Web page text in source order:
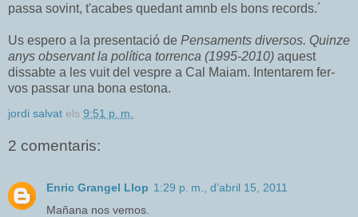
passa sovint, t'acabes quedant amnb els bons records.´
Us espero a la presentació de Pensaments diversos. Quinze
anys observant la política torrenca (1995-2010) aquest
dissabte a les vuit del vespre a Cal Maiam. Intentarem fer-
vos passar una bona estona.
jordi salvat els 9:51 p. m.
2 comentaris:
Enric Grangel Llop 1:29 p. m., d’abril 15, 2011
Mañana nos vemos.